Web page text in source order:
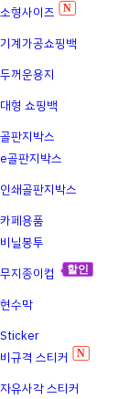
소형사이즈
N
기계가공쇼핑백
두꺼운용지
대형 쇼핑백
골판지박스
e골판지박스
인쇄골판지박스
카페용품
비닐봉투
무지종이컵
할인
현수막
Sticker
비규격 스티커
N
자유사각 스티커